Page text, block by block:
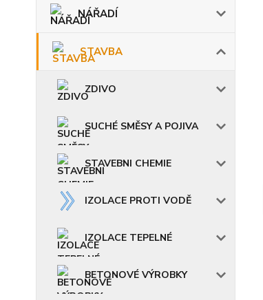
NÁŘADÍ
STAVBA
ZDIVO
SUCHÉ SMĚSY A POJIVA
STAVEBNI CHEMIE
IZOLACE PROTI VODĚ
IZOLACE TEPELNÉ
BETONOVÉ VÝROBKY